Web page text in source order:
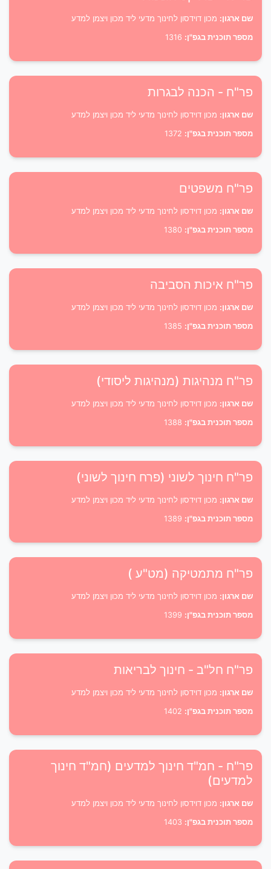
שם ארגון: מכון דוידסון לחינוך מדעי ליד מכון ויצמן למדע
מספר תוכנית בגפ"ן:
פר"ח - הכנה לבגרות
שם ארגון: מכון דוידסון לחינוך מדעי ליד מכון ויצמן למדע
מספר תוכנית בגפ"ן:
פר"ח משפטים
שם ארגון: מכון דוידסון לחינוך מדעי ליד מכון ויצמן למדע
מספר תוכנית בגפ"ן:
פר"ח איכות הסביבה
שם ארגון: מכון דוידסון לחינוך מדעי ליד מכון ויצמן למדע
מספר תוכנית בגפ"ן:
פר"ח מנהיגות (מנהיגות ליסודי)
שם ארגון: מכון דוידסון לחינוך מדעי ליד מכון ויצמן למדע
מספר תוכנית בגפ"ן:
פר"ח חינוך לשוני (פרח חינוך לשוני)
שם ארגון: מכון דוידסון לחינוך מדעי ליד מכון ויצמן למדע
מספר תוכנית בגפ"ן:
פר"ח מתמטיקה (מט"ע )
שם ארגון: מכון דוידסון לחינוך מדעי ליד מכון ויצמן למדע
מספר תוכנית בגפ"ן:
פר"ח חל"ב - חינוך לבריאות
שם ארגון: מכון דוידסון לחינוך מדעי ליד מכון ויצמן למדע
מספר תוכנית בגפ"ן:
פר"ח - חמ"ד חינוך למדעים (חמ"ד חינוך
למדעים)
שם ארגון: מכון דוידסון לחינוך מדעי ליד מכון ויצמן למדע
מספר תוכנית בגפ"ן: